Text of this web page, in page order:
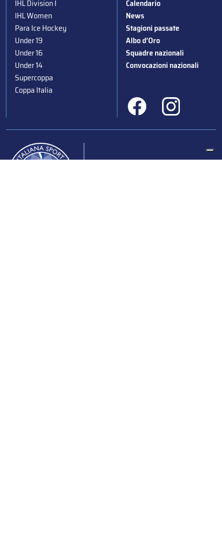
IHL Division I
IHL Women
Para Ice Hockey
Under 19
Under 16
Under 14
Supercoppa
Coppa Italia
Calendario
News
Stagioni passate
Albo d’Oro
Squadre nazionali
Convocazioni nazionali